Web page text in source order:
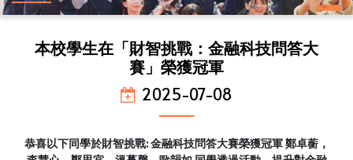
本校學生在「財智挑戰：金融科技問答大
賽」榮獲冠軍
2025-07-08
恭喜以下同學於財智挑戰: 金融科技問答大賽榮獲冠軍 鄭卓蘅，